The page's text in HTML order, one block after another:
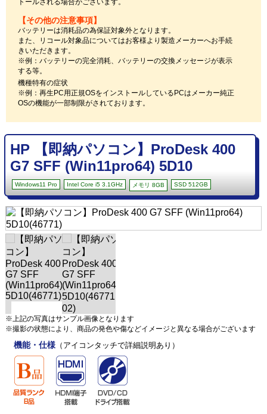
【その他の注意事項】
バッテリーは消耗品の為保証対象外となります。
また、リコール対象品についてはお客様より製造メーカーへお手続
きいただきます。
※例：バッテリーの完全消耗、バッテリーの交換メッセージが表示
する等。
機種特有の症状
※例：再生PC用正規OSをインストールしているPCはメーカー純正
OSの機能が一部制限がされております。
HP 【即納パソコン】ProDesk 400
G7 SFF (Win11pro64) 5D10
Windows11 Pro Intel Core i5 3.1GHz メモリ 8GB SSD 512GB
※上記の写真はサンプル画像となります
※撮影の状態により、商品の発色や傷などイメージと異なる場合がございます
機能・仕様（アイコンタッチで詳細説明あり）